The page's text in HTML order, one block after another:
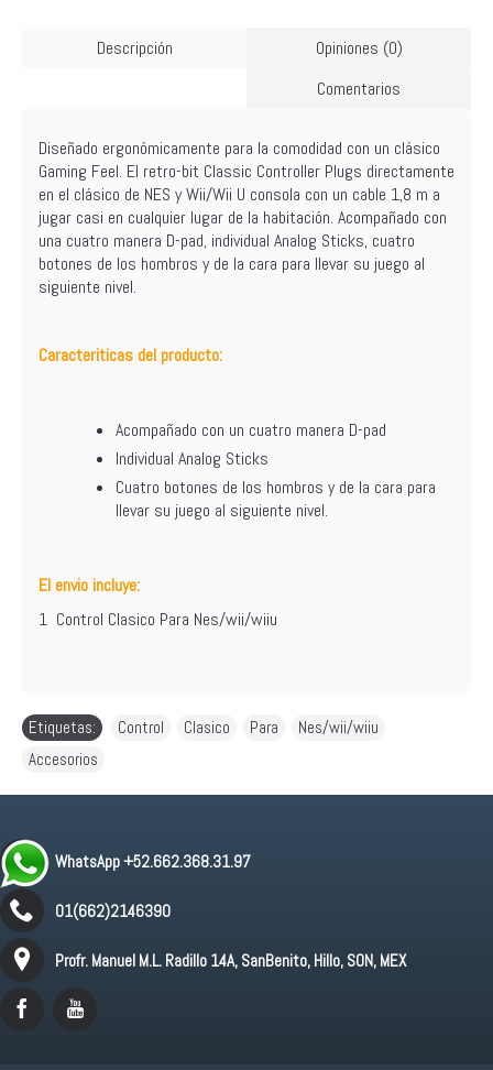
Descripción
Opiniones (0)
Comentarios
Diseñado ergonómicamente para la comodidad con un clásico
Gaming Feel. El retro-bit Classic Controller Plugs directamente
en el clásico de NES y Wii/Wii U consola con un cable 1,8 m a
jugar casi en cualquier lugar de la habitación. Acompañado con
una cuatro manera D-pad, individual Analog Sticks, cuatro
botones de los hombros y de la cara para llevar su juego al
siguiente nivel.
Caracteriticas del producto:
Acompañado con un cuatro manera D-pad
Individual Analog Sticks
Cuatro botones de los hombros y de la cara para
llevar su juego al siguiente nivel.
El envio incluye:
1 Control Clasico Para Nes/wii/wiiu
Etiquetas: Control Clasico Para Nes/wii/wiiu
Accesorios
WhatsApp +52.662.368.31.97
01(662)2146390
Profr. Manuel M.L. Radillo 14A, SanBenito, Hillo, SON, MEX